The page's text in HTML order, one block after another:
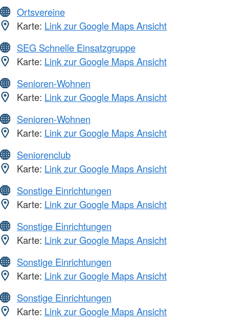
Ortsvereine
Karte: Link zur Google Maps Ansicht
SEG Schnelle Einsatzgruppe
Karte: Link zur Google Maps Ansicht
Senioren-Wohnen
Karte: Link zur Google Maps Ansicht
Senioren-Wohnen
Karte: Link zur Google Maps Ansicht
Seniorenclub
Karte: Link zur Google Maps Ansicht
Sonstige Einrichtungen
Karte: Link zur Google Maps Ansicht
Sonstige Einrichtungen
Karte: Link zur Google Maps Ansicht
Sonstige Einrichtungen
Karte: Link zur Google Maps Ansicht
Sonstige Einrichtungen
Karte: Link zur Google Maps Ansicht